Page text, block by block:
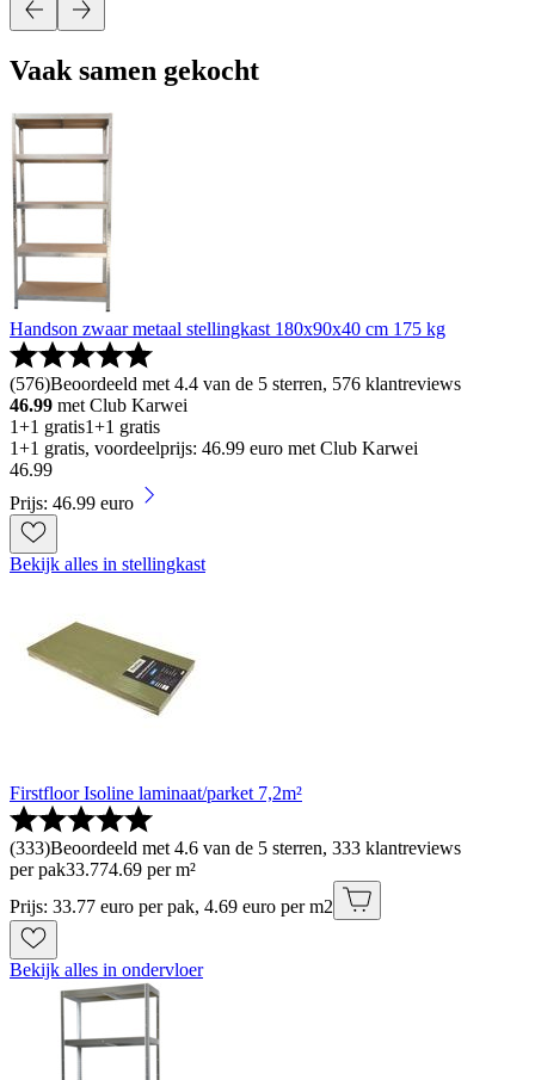
Vaak samen gekocht
Handson zwaar metaal stellingkast 180x90x40 cm 175 kg
(576)Beoordeeld met 4.4 van de 5 sterren, 576 klantreviews
46.99 met Club Karwei
1+1 gratis1+1 gratis
1+1 gratis, voordeelprijs: 46.99 euro met Club Karwei
46.99
Prijs: 46.99 euro
Bekijk alles in stellingkast
Firstfloor Isoline laminaat/parket 7,2m²
(333)Beoordeeld met 4.6 van de 5 sterren, 333 klantreviews
per pak33.774.69 per m²
Prijs: 33.77 euro per pak, 4.69 euro per m2
Bekijk alles in ondervloer